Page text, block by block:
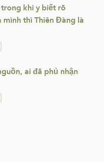
khi y biết rõ
thì Thiên Đàng là
ai đã phủ nhận